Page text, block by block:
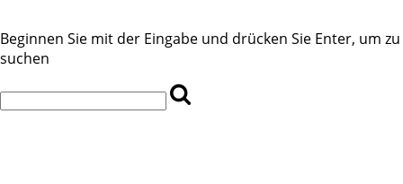
Beginnen Sie mit der Eingabe und drücken Sie Enter, um zu
suchen